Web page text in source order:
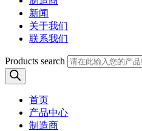
新闻
关于我们
联系我们
Products search
首页
产品中心
制造商